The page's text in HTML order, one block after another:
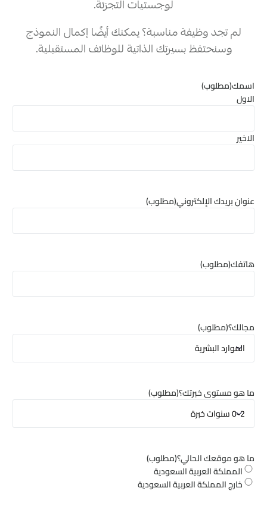
لوجستيات التجزئة.
لم تجد وظيفة مناسبة؟ يمكنك أيضًا إكمال النموذج
وسنحتفظ بسيرتك الذاتية للوظائف المستقبلية.
اسمك(مطلوب)
الاول
الاخير
عنوان بريدك الإلكتروني(مطلوب)
هاتفك(مطلوب)
مجالك؟(مطلوب)
ما هو مستوى خبرتك؟(مطلوب)
ما هو موقعك الحالي؟(مطلوب)
⁠المملكة العربية السعودية
⁠خارج المملكة العربية السعودية